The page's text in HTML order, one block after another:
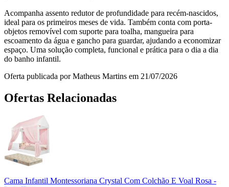
Acompanha assento redutor de profundidade para recém-nascidos,
ideal para os primeiros meses de vida. Também conta com porta-
objetos removível com suporte para toalha, mangueira para
escoamento da água e gancho para guardar, ajudando a economizar
espaço. Uma solução completa, funcional e prática para o dia a dia
do banho infantil.
Oferta publicada por Matheus Martins em 21/07/2026
Ofertas Relacionadas
Cama Infantil Montessoriana Crystal Com Colchão E Voal Rosa -